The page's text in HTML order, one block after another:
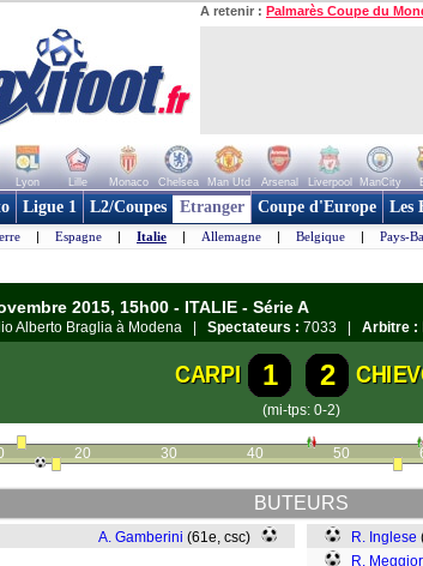
A retenir : Palmarès Coupe du
Lyon Lille Monaco Chelsea Man Utd Arsenal Liverpool ManCity
Ligue 1 L2/Coupes Etranger Coupe d'Europe Les
| Espagne | Italie | Allemagne | Belgique | Pays-
2015, 15h00 - ITALIE - Série A
Alberto Braglia à Modena | Spectateurs : 7033 | Arbitre :
CARPI 1 2
(mi-tps: 0-2)
20 30 40 50
BUTEURS
A. Gamberini (61e, csc) R. Inglese
R.